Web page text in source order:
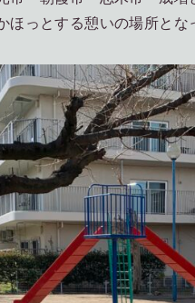
っとする憩いの場所とな